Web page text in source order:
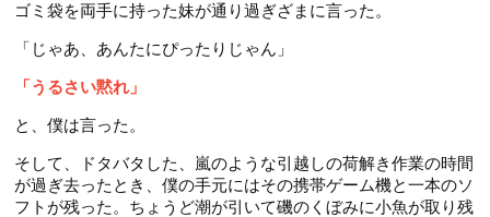
ゴミ袋を両手に持った妹が通り過ぎざまに言った。
「じゃあ、あんたにぴったりじゃん」
「うるさい黙れ」
と、僕は言った。
そして、ドタバタした、嵐のような引越しの荷解き作業の時間
が過ぎ去ったとき、僕の手元にはその携帯ゲーム機と一本のソ
フトが残った。ちょうど潮が引いて磯のくぼみに小魚が取り残